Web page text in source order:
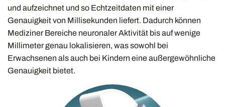
und aufzeichnet und so Echtzeitdaten mit einer
Genauigkeit von Millisekunden liefert. Dadurch können
Mediziner Bereiche neuronaler Aktivität bis auf wenige
Millimeter genau lokalisieren, was sowohl bei
Erwachsenen als auch bei Kindern eine außergewöhnliche
Genauigkeit bietet.